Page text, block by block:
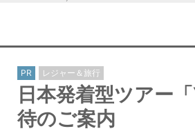
PR レジャー＆旅行
日本発着型ツアー
待のご案内